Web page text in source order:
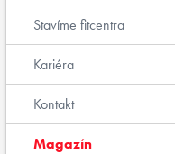
Stavíme fitcentra
Kariéra
Kontakt
Magazín